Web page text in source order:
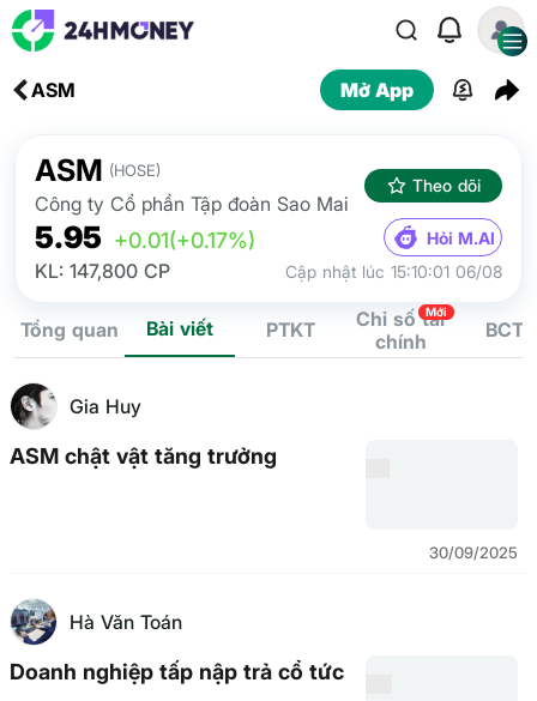
ASM Mở App
ASM (HOSE)
Công ty Cổ phần Tập đoàn Sao Mai
Theo dõi
5.95 +0.01(+0.17%) Hỏi M.AI
KL: 147,800 CP Cập nhật lúc 15:10:01 06/08
Tổng quan Bài viết PTKT
Chỉ số tài
chính
Mới
BCTC
Gia Huy
ASM chật vật tăng trưởng
30/09/2025
Hà Văn Toán
Doanh nghiệp tấp nập trả cổ tức